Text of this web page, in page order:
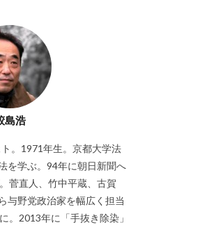
島浩
。1971年生。京都大学法
を学ぶ。94年に朝日新聞へ
菅直人、竹中平蔵、古賀
与野党政治家を幅広く担当
。2013年に「手抜き除染」